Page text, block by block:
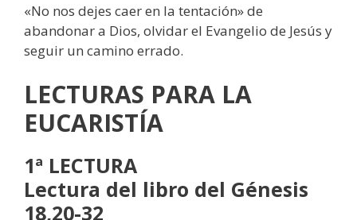
«No nos dejes caer en la tentación» de
abandonar a Dios, olvidar el Evangelio de Jesús y
seguir un camino errado.
LECTURAS PARA LA
EUCARISTÍA
1ª LECTURA
Lectura del libro del Génesis
18,20-32